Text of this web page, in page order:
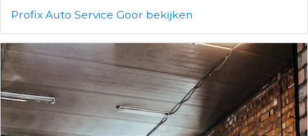
Profix Auto Service Goor bekijken